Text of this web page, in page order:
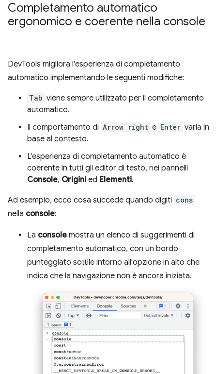
Completamento automatico
ergonomico e coerente nella console
DevTools migliora l'esperienza di completamento
automatico implementando le seguenti modifiche:
Tab viene sempre utilizzato per il completamento
automatico.
Il comportamento di Arrow right e Enter varia in
base al contesto.
L'esperienza di completamento automatico è
coerente in tutti gli editor di testo, nei pannelli
Console, Origini ed Elementi.
Ad esempio, ecco cosa succede quando digiti cons
nella console:
La console mostra un elenco di suggerimenti di
completamento automatico, con un bordo
punteggiato sottile intorno all'opzione in alto che
indica che la navigazione non è ancora iniziata.